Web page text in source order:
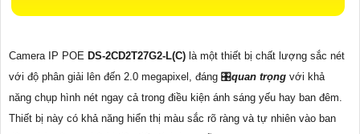
Camera IP POE DS-2CD2T27G2-L(C) là một thiết bị chất lượng sắc nét
với độ phân giải lên đến 2.0 megapixel, đáng 🎛quan trọng với khả
năng chụp hình nét ngay cả trong điều kiện ánh sáng yếu hay ban đêm.
Thiết bị này có khả năng hiển thị màu sắc rõ ràng và tự nhiên vào ban